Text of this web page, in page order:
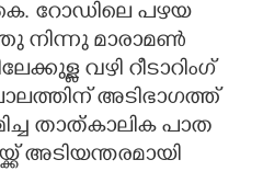
റോഡിലെ പഴയ
നിന്നു മാരാമൺ
വഴി റീടാറിംഗ്
അടിഭാഗത്ത്
താത്കാലിക പാത
അടിയന്തരമായി